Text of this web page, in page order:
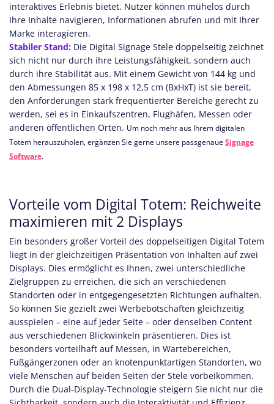
interaktives Erlebnis bietet. Nutzer können mühelos durch
Ihre Inhalte navigieren, Informationen abrufen und mit Ihrer
Marke interagieren.
Stabiler Stand: Die Digital Signage Stele doppelseitig zeichnet
sich nicht nur durch ihre Leistungsfähigkeit, sondern auch
durch ihre Stabilität aus. Mit einem Gewicht von 144 kg und
den Abmessungen 85 x 198 x 12,5 cm (BxHxT) ist sie bereit,
den Anforderungen stark frequentierter Bereiche gerecht zu
werden, sei es in Einkaufszentren, Flughäfen, Messen oder
anderen öffentlichen Orten. Um noch mehr aus Ihrem digitalen
Totem herauszuholen, ergänzen Sie gerne unsere passgenaue Signage
Software.
Vorteile vom Digital Totem: Reichweite
maximieren mit 2 Displays
Ein besonders großer Vorteil des doppelseitigen Digital Totem
liegt in der gleichzeitigen Präsentation von Inhalten auf zwei
Displays. Dies ermöglicht es Ihnen, zwei unterschiedliche
Zielgruppen zu erreichen, die sich an verschiedenen
Standorten oder in entgegengesetzten Richtungen aufhalten.
So können Sie gezielt zwei Werbebotschaften gleichzeitig
ausspielen – eine auf jeder Seite – oder denselben Content
aus verschiedenen Blickwinkeln präsentieren. Dies ist
besonders vorteilhaft auf Messen, in Wartebereichen,
Fußgängerzonen oder an knotenpunktartigen Standorten, wo
viele Menschen auf beiden Seiten der Stele vorbeikommen.
Durch die Dual-Display-Technologie steigern Sie nicht nur die